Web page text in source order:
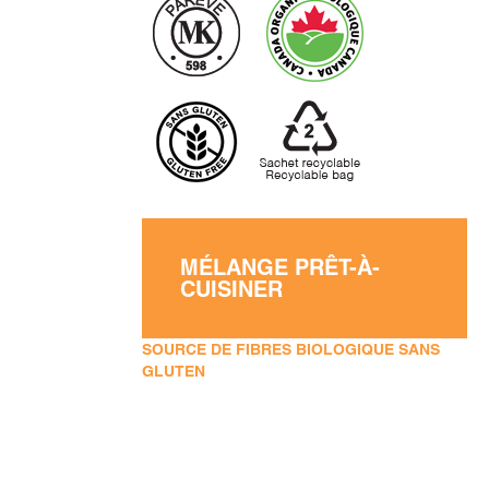
MÉLANGE PRÊT-À-
CUISINER
SOURCE DE FIBRES BIOLOGIQUE SANS
GLUTEN